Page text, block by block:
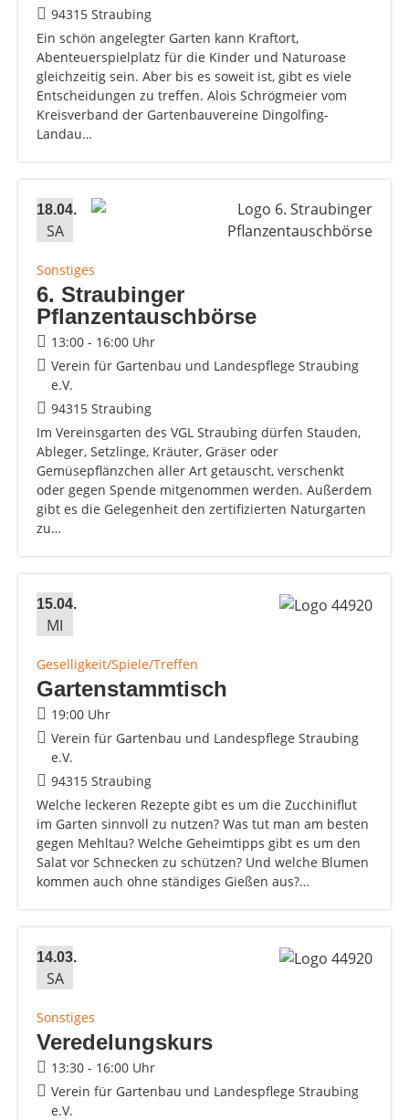
94315 Straubing
Ein schön angelegter Garten kann Kraftort,
Abenteuerspielplatz für die Kinder und Naturoase
gleichzeitig sein. Aber bis es soweit ist, gibt es viele
Entscheidungen zu treffen. Alois Schrögmeier vom
Kreisverband der Gartenbauvereine Dingolfing-
Landau…
18.04.
SA
Sonstiges
6. Straubinger
Pflanzentauschbörse
13:00 - 16:00 Uhr
Verein für Gartenbau und Landespflege Straubing
e.V.
94315 Straubing
Im Vereinsgarten des VGL Straubing dürfen Stauden,
Ableger, Setzlinge, Kräuter, Gräser oder
Gemüsepflänzchen aller Art getauscht, verschenkt
oder gegen Spende mitgenommen werden. Außerdem
gibt es die Gelegenheit den zertifizierten Naturgarten
zu…
15.04.
MI
Geselligkeit/Spiele/Treffen
Gartenstammtisch
19:00 Uhr
Verein für Gartenbau und Landespflege Straubing
e.V.
94315 Straubing
Welche leckeren Rezepte gibt es um die Zucchiniflut
im Garten sinnvoll zu nutzen? Was tut man am besten
gegen Mehltau? Welche Geheimtipps gibt es um den
Salat vor Schnecken zu schützen? Und welche Blumen
kommen auch ohne ständiges Gießen aus?…
14.03.
SA
Sonstiges
Veredelungskurs
13:30 - 16:00 Uhr
Verein für Gartenbau und Landespflege Straubing
e.V.